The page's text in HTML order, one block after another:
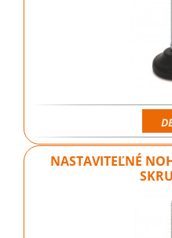
NASTAVITEĽNÉ